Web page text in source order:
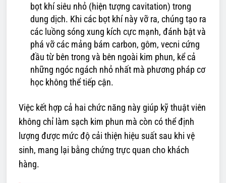
bọt khí siêu nhỏ (hiện tượng cavitation) trong
dung dịch. Khi các bọt khí này vỡ ra, chúng tạo ra
các luồng sóng xung kích cực mạnh, đánh bật và
phá vỡ các mảng bám carbon, gôm, vecni cứng
đầu từ bên trong và bên ngoài kim phun, kể cả
những ngóc ngách nhỏ nhất mà phương pháp cơ
học không thể tiếp cận.
Việc kết hợp cả hai chức năng này giúp kỹ thuật viên
không chỉ làm sạch kim phun mà còn có thể định
lượng được mức độ cải thiện hiệu suất sau khi vệ
sinh, mang lại bằng chứng trực quan cho khách
hàng.